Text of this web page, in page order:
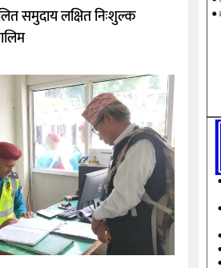
समुदाय लक्षित निःशुल्क